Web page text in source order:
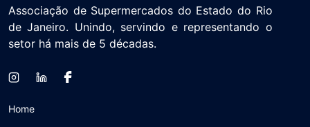
Associação de Supermercados do Estado do Rio
de Janeiro. Unindo, servindo e representando o
setor há mais de 5 décadas.
Home